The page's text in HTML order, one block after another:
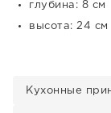
глубина: 8 см
высота: 24 см
Кухонные